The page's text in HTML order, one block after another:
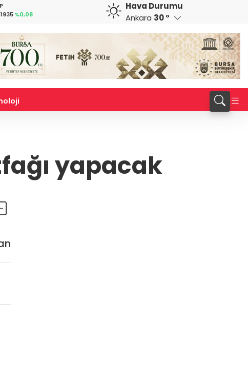
%0,22
34,0077%0,15
RUB
0,5836
Hava Durumu
Ankara 30 °
yapacak